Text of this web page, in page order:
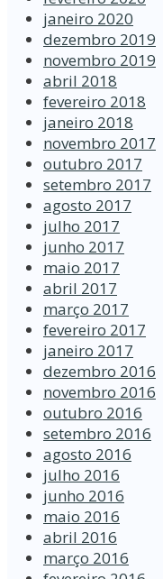
janeiro 2020
dezembro 2019
novembro 2019
abril 2018
fevereiro 2018
janeiro 2018
novembro 2017
outubro 2017
setembro 2017
agosto 2017
julho 2017
junho 2017
maio 2017
abril 2017
março 2017
fevereiro 2017
janeiro 2017
dezembro 2016
novembro 2016
outubro 2016
setembro 2016
agosto 2016
julho 2016
junho 2016
maio 2016
abril 2016
março 2016